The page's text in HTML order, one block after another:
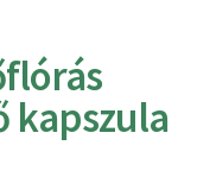
kapszula